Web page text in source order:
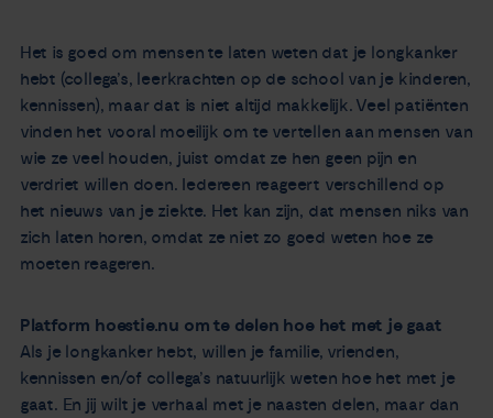
Het is goed om mensen te laten weten dat je longkanker
hebt (collega’s, leerkrachten op de school van je kinderen,
kennissen), maar dat is niet altijd makkelijk. Veel patiënten
vinden het vooral moeilijk om te vertellen aan mensen van
wie ze veel houden, juist omdat ze hen geen pijn en
verdriet willen doen. Iedereen reageert verschillend op
het nieuws van je ziekte. Het kan zijn, dat mensen niks van
zich laten horen, omdat ze niet zo goed weten hoe ze
moeten reageren.
Platform hoestie.nu om te delen hoe het met je gaat
Als je longkanker hebt, willen je familie, vrienden,
kennissen en/of collega’s natuurlijk weten hoe het met je
gaat. En jij wilt je verhaal met je naasten delen, maar dan